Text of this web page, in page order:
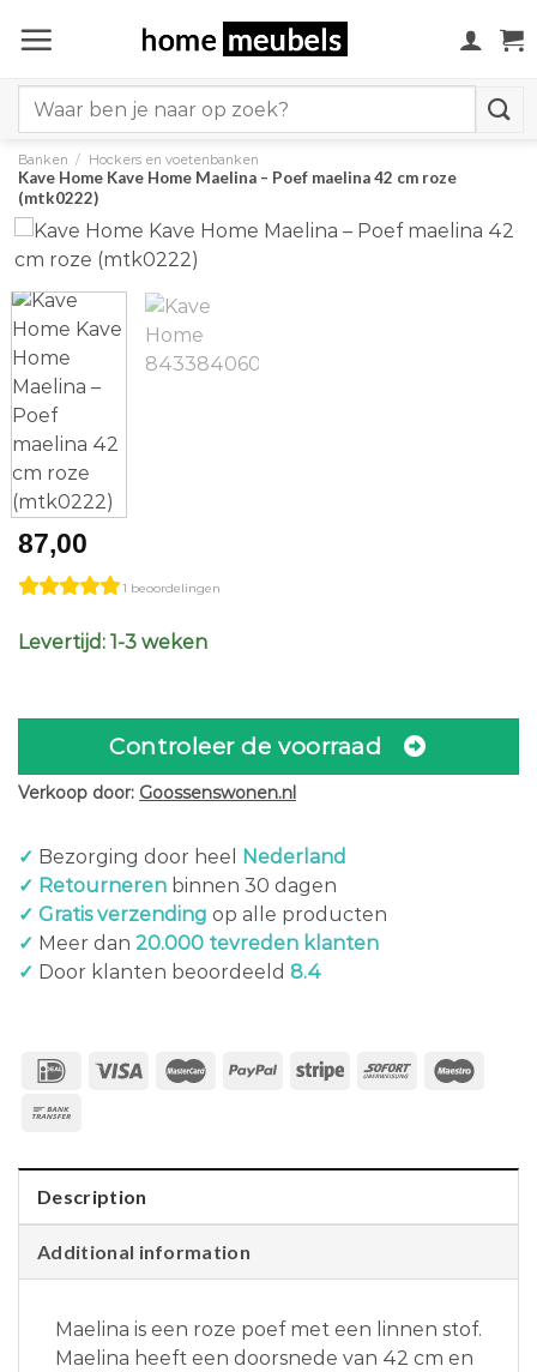
naar
for:
Banken / Hockers en voetenbanken
Kave Home Kave Home Maelina – Poef maelina 42 cm roze
(mtk0222)
87,00
1 beoordelingen
Levertijd: 1-3 weken
Controleer de voorraad
Verkoop door: Goossenswonen.nl
✓ Bezorging door heel
Nederland
✓ Retourneren binnen 30 dagen
✓ Gratis verzending op alle producten
✓ Meer dan 20.000 tevreden klanten
✓ Door klanten beoordeeld 8.4
Description
Additional information
Maelina is een roze poef met een linnen stof.
Maelina heeft een doorsnede van 42 cm en